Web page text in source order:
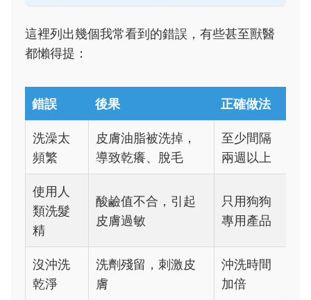
這裡列出幾個我常看到的錯誤，有些甚至獸醫
都懶得提：
錯誤 後果 正確做法
洗澡太
頻繁
皮膚油脂被洗掉，
導致乾癢、脫毛
至少間隔
兩週以上
使用人
類洗髮
精
酸鹼值不合，引起
皮膚過敏
只用狗狗
專用產品
沒沖洗
乾淨
洗劑殘留，刺激皮
膚
沖洗時間
加倍